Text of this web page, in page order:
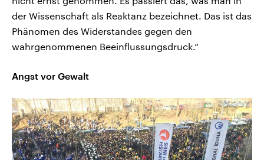
der Wissenschaft als Reaktanz bezeichnet. Das ist das
Phänomen des Widerstandes gegen den
wahrgenommenen Beeinflussungsdruck.“
Angst vor Gewalt